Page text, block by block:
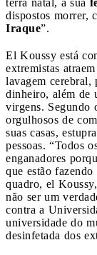
dispostos morrer,
Iraque”.
El Koussy está
extremistas
lavagem cerebral,
dinheiro, além de
virgens. Segundo
orgulhosos de
suas casas,
pessoas. “Todos
enganadores
que estão
quadro, el
não ser um
contra a
universidade do
desinfetada dos